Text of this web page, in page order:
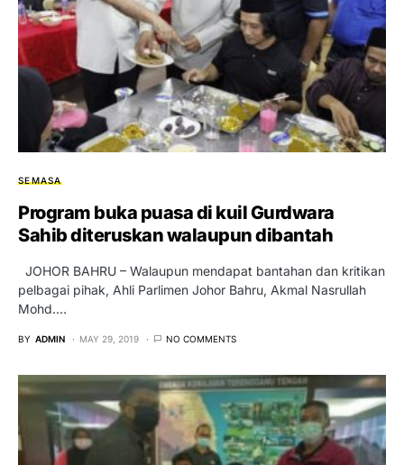
SEMASA
Program buka puasa di kuil Gurdwara
Sahib diteruskan walaupun dibantah
JOHOR BAHRU – Walaupun mendapat bantahan dan kritikan
pelbagai pihak, Ahli Parlimen Johor Bahru, Akmal Nasrullah
Mohd.…
BY ADMIN MAY 29, 2019 NO COMMENTS